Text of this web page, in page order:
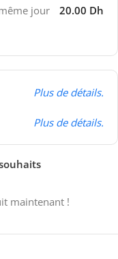
jour 20.00 Dh
Plus de détails.
Plus de détails.
maintenant !